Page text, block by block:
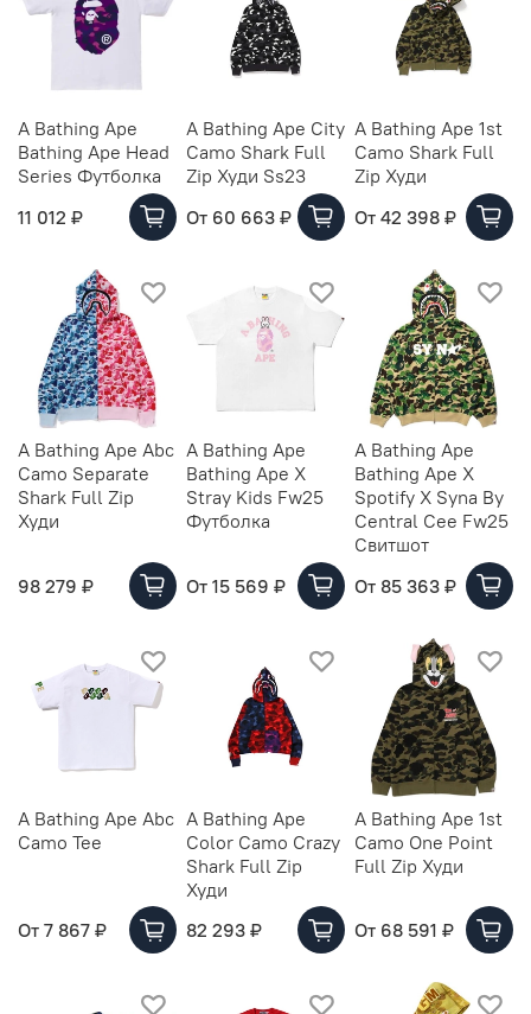
A Bathing Ape
Bathing Ape Head
Series Футболка
11 012 ₽
A Bathing Ape City
Camo Shark Full
Zip Худи Ss23
От 60 663 ₽
A Bathing Ape 1st
Camo Shark Full
Zip Худи
От 42 398 ₽
A Bathing Ape Abc
Camo Separate
Shark Full Zip
Худи
98 279 ₽
A Bathing Ape
Bathing Ape X
Stray Kids Fw25
Футболка
От 15 569 ₽
A Bathing Ape
Bathing Ape X
Spotify X Syna By
Central Cee Fw25
Свитшот
От 85 363 ₽
A Bathing Ape Abc
Camo Tee
От 7 867 ₽
A Bathing Ape
Color Camo Crazy
Shark Full Zip
Худи
82 293 ₽
A Bathing Ape 1st
Camo One Point
Full Zip Худи
От 68 591 ₽